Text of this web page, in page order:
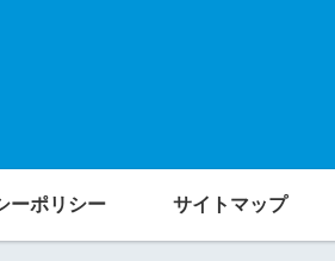
ーポリシー サイトマップ